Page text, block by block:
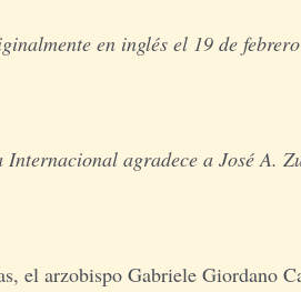
en inglés el 19 de
Internacional agradece a José A.
el arzobispo Gabriele Giordano